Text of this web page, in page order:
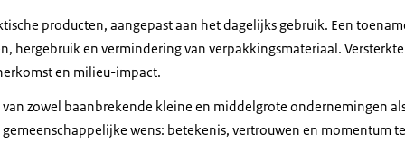
producten, aangepast aan het dagelijks gebruik. Een
hergebruik en vermindering van verpakkingsmateriaal.
en milieu-impact.
zowel baanbrekende kleine en middelgrote ondernemingen
wens: betekenis, vertrouwen en momentum